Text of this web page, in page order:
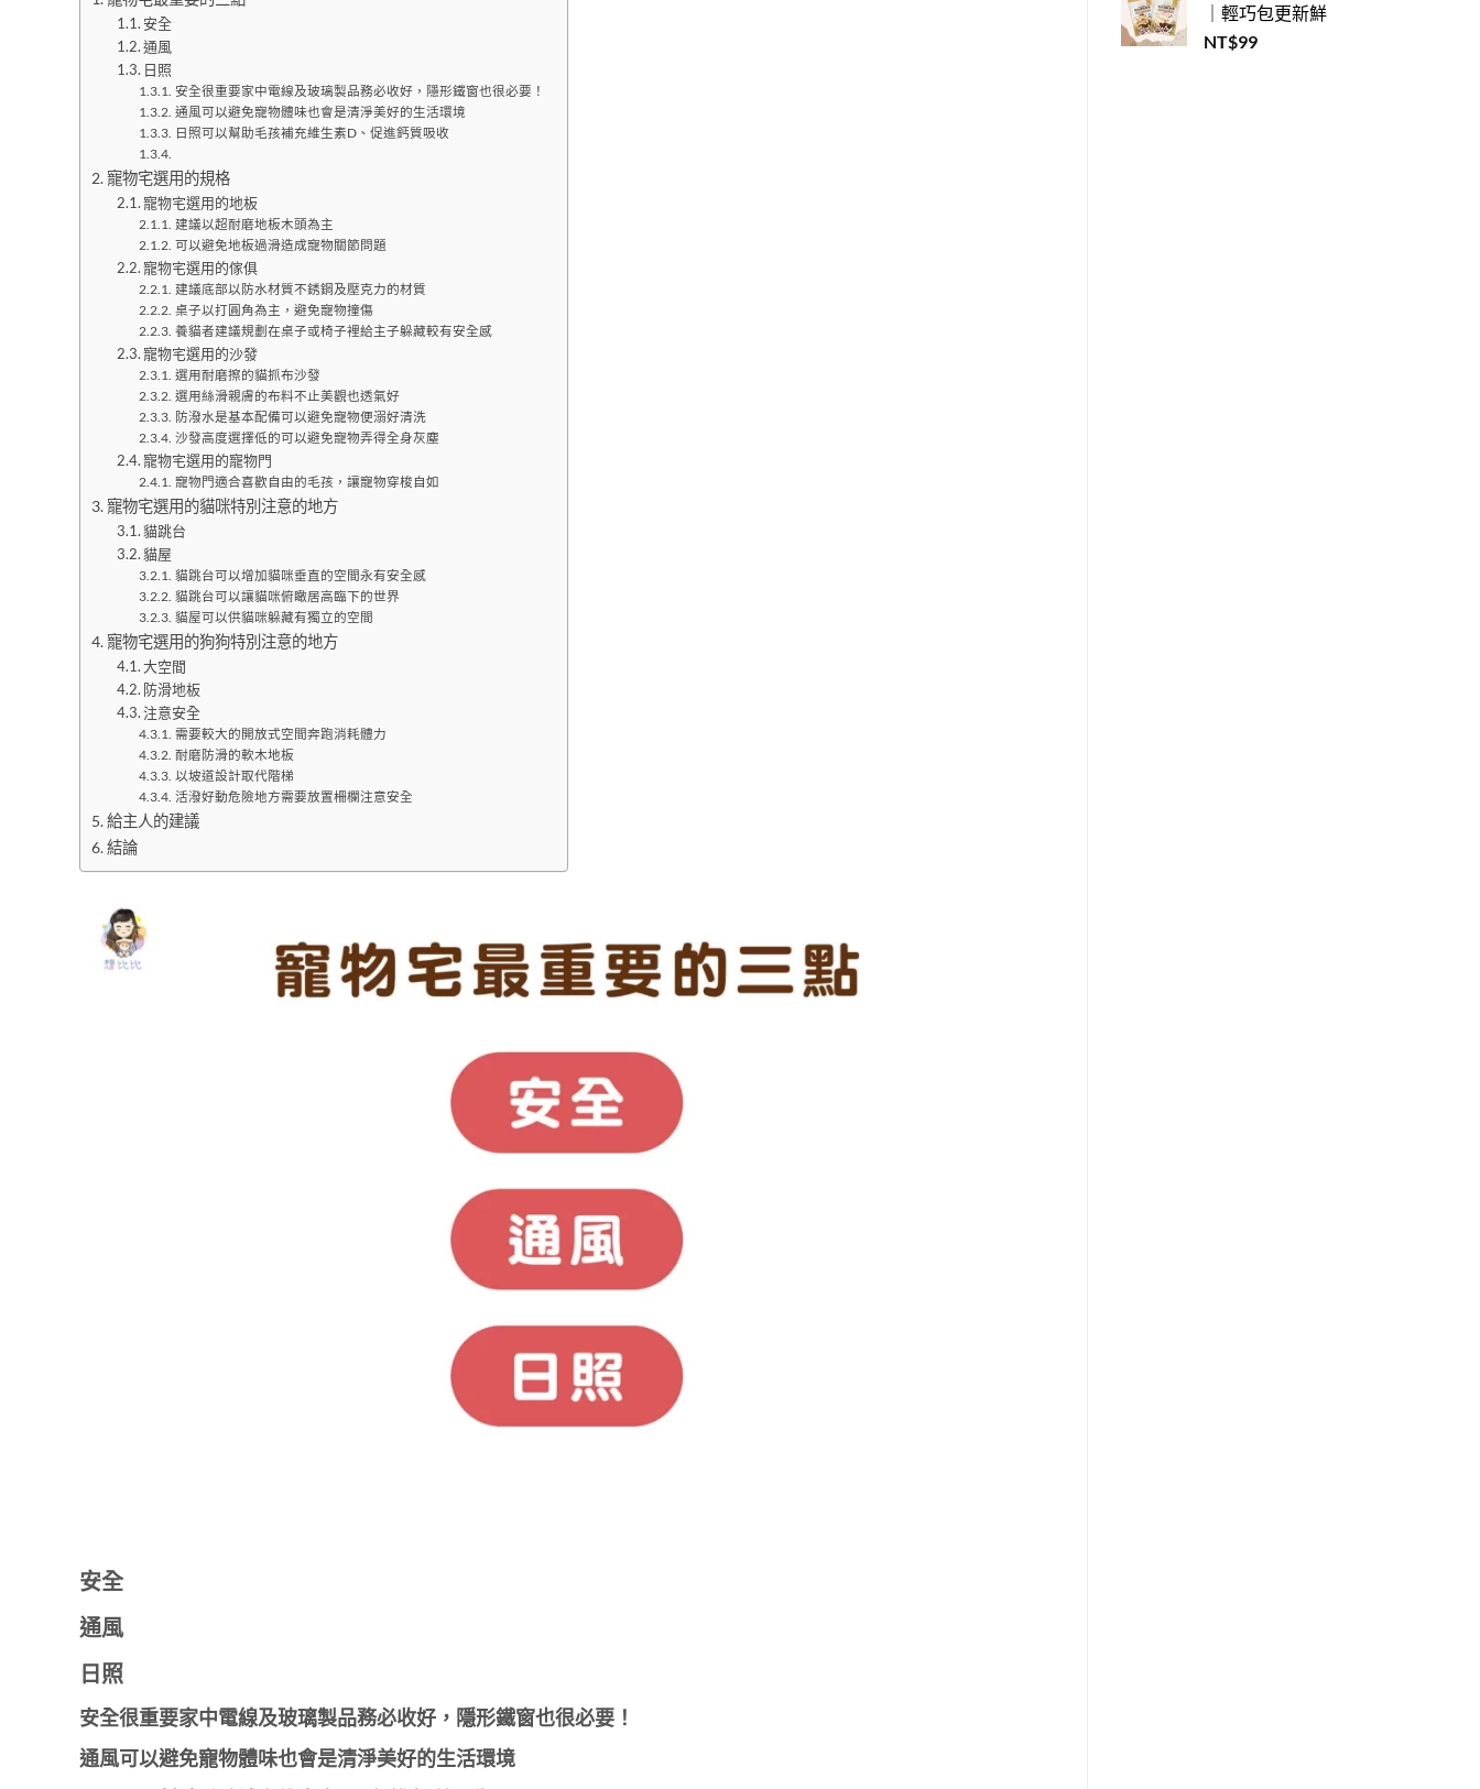
安全
通風
日照
安全很重要家中電線及玻璃製品務必收好，隱形鐵窗也很必要！
通風可以避免寵物體味也會是清淨美好的生活環境
日照可以幫助毛孩補充維生素D、促進鈣質吸收
寵物宅選用的規格
寵物宅選用的地板
建議以超耐磨地板木頭為主
可以避免地板過滑造成寵物關節問題
寵物宅選用的傢俱
建議底部以防水材質不銹鋼及壓克力的材質
桌子以打圓角為主，避免寵物撞傷
養貓者建議規劃在桌子或椅子裡給主子躲藏較有安全感
寵物宅選用的沙發
選用耐磨擦的貓抓布沙發
選用絲滑親膚的布料不止美觀也透氣好
防潑水是基本配備可以避免寵物便溺好清洗
沙發高度選擇低的可以避免寵物弄得全身灰塵
寵物宅選用的寵物門
寵物門適合喜歡自由的毛孩，讓寵物穿梭自如
寵物宅選用的貓咪特別注意的地方
貓跳台
貓屋
貓跳台可以增加貓咪垂直的空間永有安全感
貓跳台可以讓貓咪俯瞰居高臨下的世界
貓屋可以供貓咪躲藏有獨立的空間
寵物宅選用的狗狗特別注意的地方
大空間
防滑地板
注意安全
需要較大的開放式空間奔跑消耗體力
耐磨防滑的軟木地板
以坡道設計取代階梯
活潑好動危險地方需要放置柵欄注意安全
​​給主人的建議
結論
安全
通風
日照
安全很重要家中電線及玻璃製品務必收好，隱形鐵窗也很必要！
通風可以避免寵物體味也會是清淨美好的生活環境
｜輕巧包更新鮮
NT$99